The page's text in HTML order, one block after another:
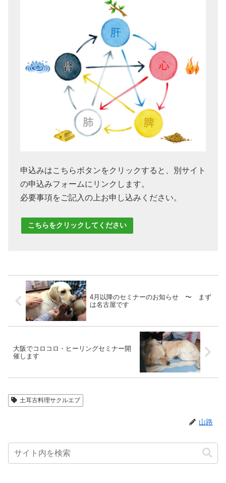
申込みはこちらボタンをクリックすると、別サイト
の申込みフォームにリンクします。
必要事項をご記入の上お申し込みください。
こちらをクリックしてください
4月以降のセミナーのお知らせ 〜 まず
は名古屋です
大阪でコロコロ・ヒーリングセミナー開
催します
土耳古料理サクルエブ
山路